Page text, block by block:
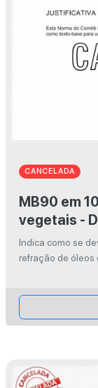
CANCELADA
MB90 em 10/2009 - óleos e gorduras
vegetais -
refração
Indica como se
refração de óleos